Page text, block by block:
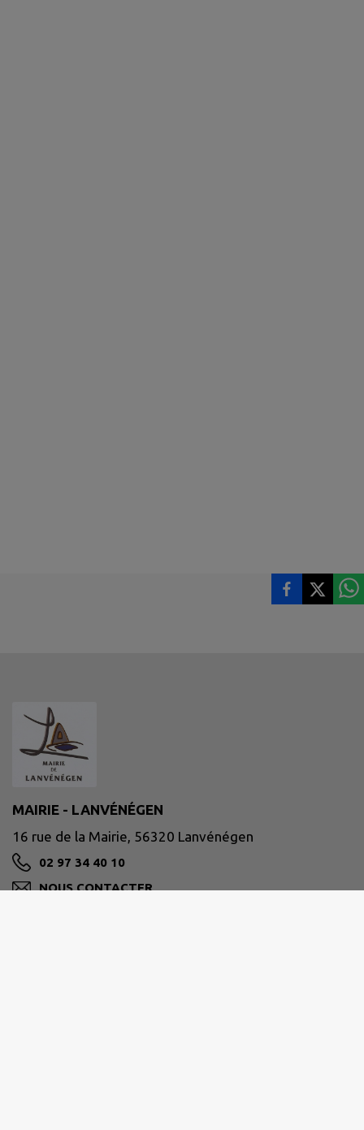
MAIRIE - LANVÉNÉGEN
16 rue de la Mairie, 56320 Lanvénégen
02 97 34 40 10
NOUS CONTACTER